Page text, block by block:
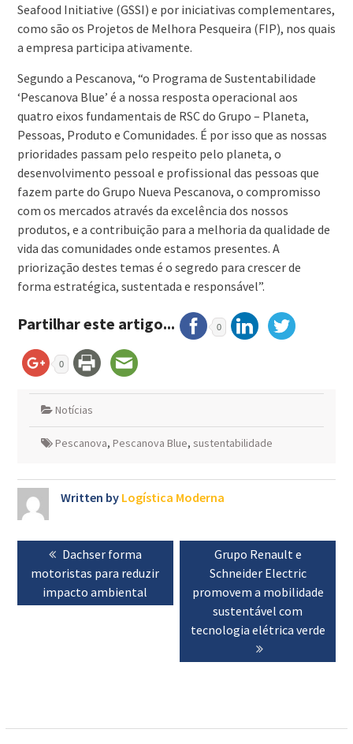
Seafood Initiative (GSSI) e por iniciativas complementares,
como são os Projetos de Melhora Pesqueira (FIP), nos quais
a empresa participa ativamente.
Segundo a Pescanova, “o Programa de Sustentabilidade
‘Pescanova Blue’ é a nossa resposta operacional aos
quatro eixos fundamentais de RSC do Grupo – Planeta,
Pessoas, Produto e Comunidades. É por isso que as nossas
prioridades passam pelo respeito pelo planeta, o
desenvolvimento pessoal e profissional das pessoas que
fazem parte do Grupo Nueva Pescanova, o compromisso
com os mercados através da excelência dos nossos
produtos, e a contribuição para a melhoria da qualidade de
vida das comunidades onde estamos presentes. A
priorização destes temas é o segredo para crescer de
forma estratégica, sustentada e responsável”.
Partilhar este artigo... 0
0
Notícias
Pescanova, Pescanova Blue, sustentabilidade
Written by Logística Moderna
Navegação
artigos
Previous
post:
Dachser forma
motoristas para reduzir
impacto ambiental
Next
post:
Grupo Renault e
Schneider Electric
promovem a mobilidade
sustentável com
tecnologia elétrica verde